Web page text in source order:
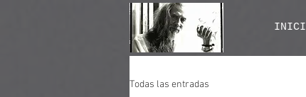
Todas las entradas